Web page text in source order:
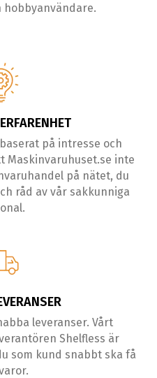
hobbyanvändare.
på intresse och
Maskinvaruhuset.se inte
på nätet, du
råd av vår sakkunniga
leveranser. Vårt
Shelfless är
som kund snabbt ska få